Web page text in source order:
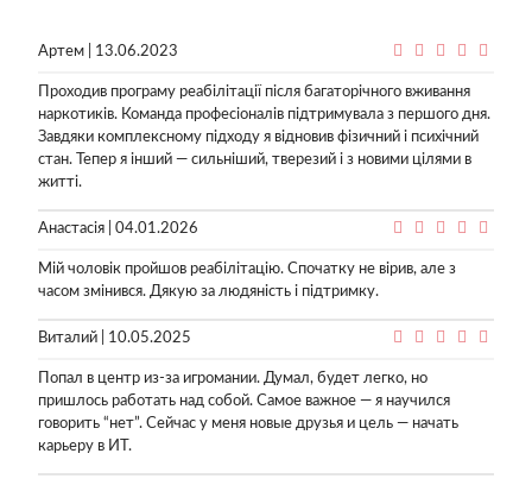
Артем | 13.06.2023
Проходив програму реабілітації після багаторічного вживання
наркотиків. Команда професіоналів підтримувала з першого дня.
Завдяки комплексному підходу я відновив фізичний і психічний
стан. Тепер я інший — сильніший, тверезий і з новими цілями в
житті.
Анастасія | 04.01.2026
Мій чоловік пройшов реабілітацію. Спочатку не вірив, але з
часом змінився. Дякую за людяність і підтримку.
Виталий | 10.05.2025
Попал в центр из-за игромании. Думал, будет легко, но
пришлось работать над собой. Самое важное — я научился
говорить “нет”. Сейчас у меня новые друзья и цель — начать
карьеру в ИТ.